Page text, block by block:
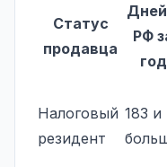
Статус
продавца
РФ
год
Налоговый
резидент
183 и